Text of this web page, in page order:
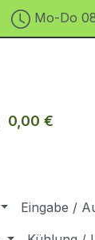
Mo-Do
0,00 €
Eingabe /